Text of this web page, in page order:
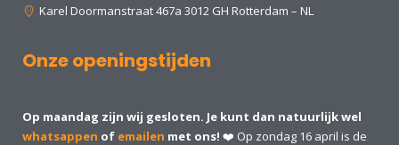
Karel Doormanstraat 467a 3012 GH Rotterdam – NL
Onze openingstijden
Op maandag zijn wij gesloten. Je kunt dan natuurlijk wel
whatsappen of emailen met ons! ❤️ Op zondag 16 april is de